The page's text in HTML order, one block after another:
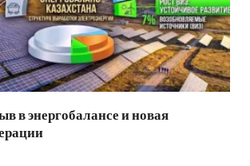
в энергобалансе и новая